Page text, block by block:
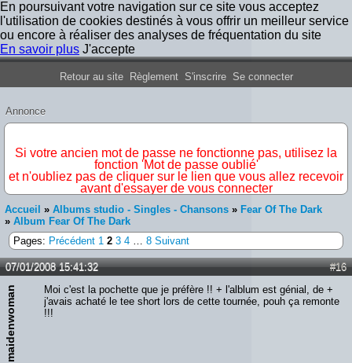
En poursuivant votre navigation sur ce site vous acceptez
l'utilisation de cookies destinés à vous offrir un meilleur service
ou encore à réaliser des analyses de fréquentation du site
En savoir plus J'accepte
Forum Iron Maiden France
Retour au site Règlement S'inscrire Se connecter
Annonce
Si votre ancien mot de passe ne fonctionne pas, utilisez la
fonction 'Mot de passe oublié'
et n'oubliez pas de cliquer sur le lien que vous allez recevoir
avant d'essayer de vous connecter
Accueil » Albums studio - Singles - Chansons » Fear Of The Dark
» Album Fear Of The Dark
Pages: Précédent 1 2 3 4 … 8 Suivant
#16
07/01/2008 15:41:32
maidenwoman
Moi c'est la pochette que je préfère !! + l'alblum est génial, de +
j'avais achaté le tee short lors de cette tournée, pouh ça remonte
!!!